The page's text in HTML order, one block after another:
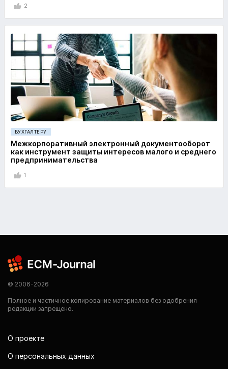
2
БУХГАЛТЕРУ
Межкорпоративный электронный документооборот
как инструмент защиты интересов малого и среднего
предпринимательства
1
© 2006-2026
Полное и частичное копирование материалов без одобрения
редакции запрещено.
О проекте
О персональных данных